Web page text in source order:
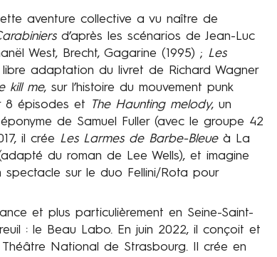
aventure collective a vu naître de
d’après les scénarios de Jean-Luc
West, Brecht, Gagarine (1995) ; Les
adaptation du livret de Richard Wagner
kill me, sur l’histoire du mouvement punk
8 épisodes et
The Haunting melody, un
de Samuel Fuller (avec le groupe 42
il crée Les Larmes de Barbe-Bleueà La
du roman de Lee Wells), et imagine
spectacle sur le duo Fellini/Rota pour
et plus particulièrement en Seine-Saint-
: le Beau Labo. En juin 2022, il conçoit et
National de Strasbourg. Il crée en